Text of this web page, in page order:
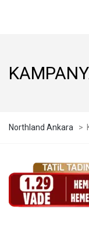
Northland Ankara >